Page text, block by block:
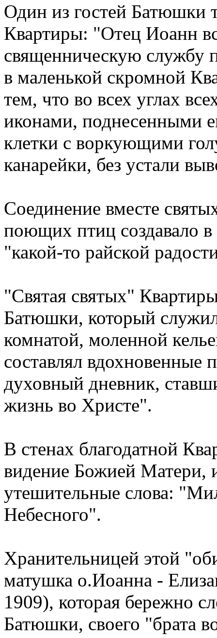
Один из гостей Батюшки
Квартиры: "Отец Иоанн
священническую службу
в маленькой скромной
тем, что во всех углах
иконами, поднесенными
клетки с воркующими
канарейки, без устали
Соединение вместе
поющих птиц создавало
"какой-то райской
"Святая святых"
Батюшки, который
комнатой, моленной
составлял вдохновенные
духовный дневник,
жизнь во Христе".
В стенах благодатной
видение Божией Матери,
утешительные слова:
Небесного".
Хранительницей этой
матушка о.Иоанна -
1909), которая бережно
Батюшки, своего "брата